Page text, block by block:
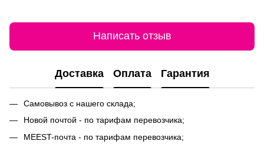
Написать отзыв
Доставка Оплата Гарантия
Самовывоз с нашего склада;
Новой почтой - по тарифам перевозчика;
MEEST-почта - по тарифам перевозчика;